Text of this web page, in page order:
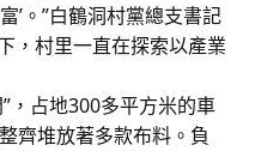
’。”白鶴洞村黨總支書記
，村里一直在探索以產業
，占地300多平方米的車
齊堆放著多款布料。負